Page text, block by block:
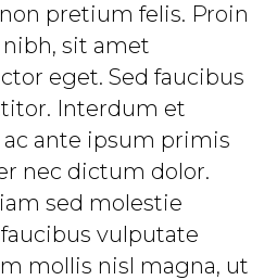
pretium felis. Proin
sit amet
eget. Sed faucibus
Interdum et
ac ante ipsum primis
nec dictum dolor.
sed molestie
vulputate
mollis nisl magna, ut